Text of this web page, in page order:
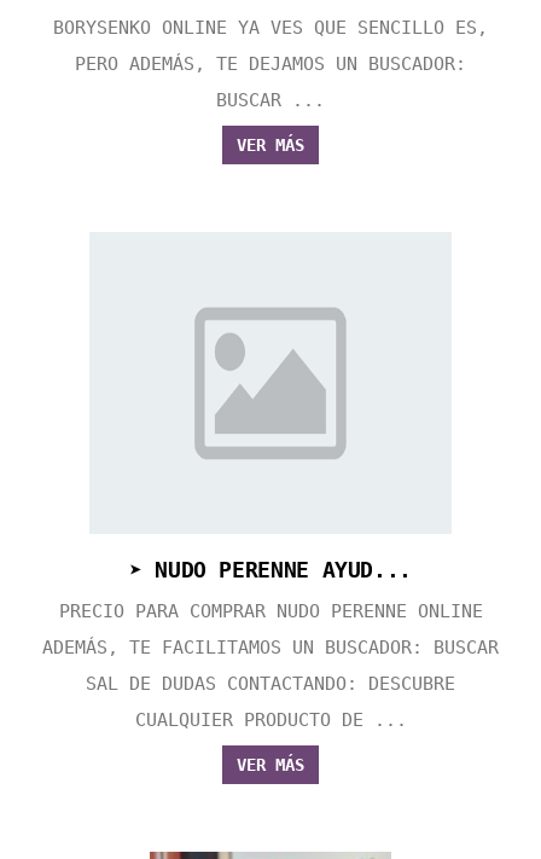
BORYSENKO ONLINE YA VES QUE SENCILLO ES,
PERO ADEMÁS, TE DEJAMOS UN BUSCADOR:
BUSCAR ...
VER MÁS
➤ NUDO PERENNE AYUD...
PRECIO PARA COMPRAR NUDO PERENNE ONLINE
ADEMÁS, TE FACILITAMOS UN BUSCADOR: BUSCAR
SAL DE DUDAS CONTACTANDO: DESCUBRE
CUALQUIER PRODUCTO DE ...
VER MÁS